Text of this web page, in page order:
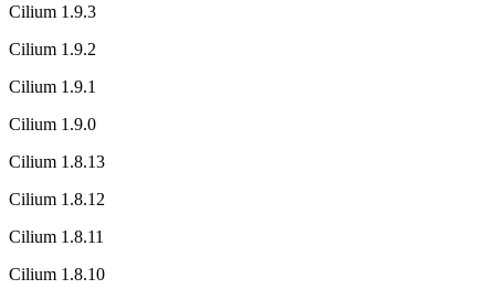
Cilium 1.9.3
Cilium 1.9.2
Cilium 1.9.1
Cilium 1.9.0
Cilium 1.8.13
Cilium 1.8.12
Cilium 1.8.11
Cilium 1.8.10